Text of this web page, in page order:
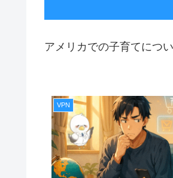
アメリカでの子育てにつ
VPN